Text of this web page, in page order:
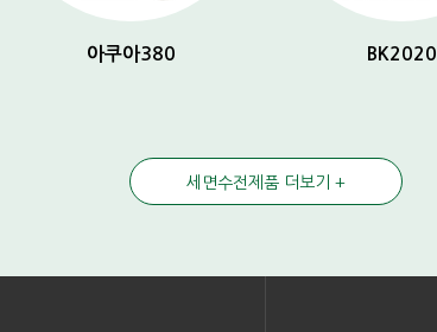
아쿠아380 BK2020
세면수전제품 더보기 +